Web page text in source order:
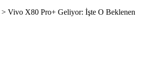
> Vivo X80 Pro+ Geliyor: İşte O Beklenen